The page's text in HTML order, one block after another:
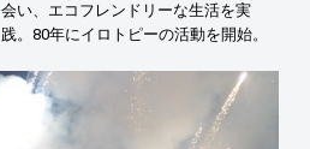
会い、エコフレンドリーな生活を実
践。80年にイロトピーの活動を開始。